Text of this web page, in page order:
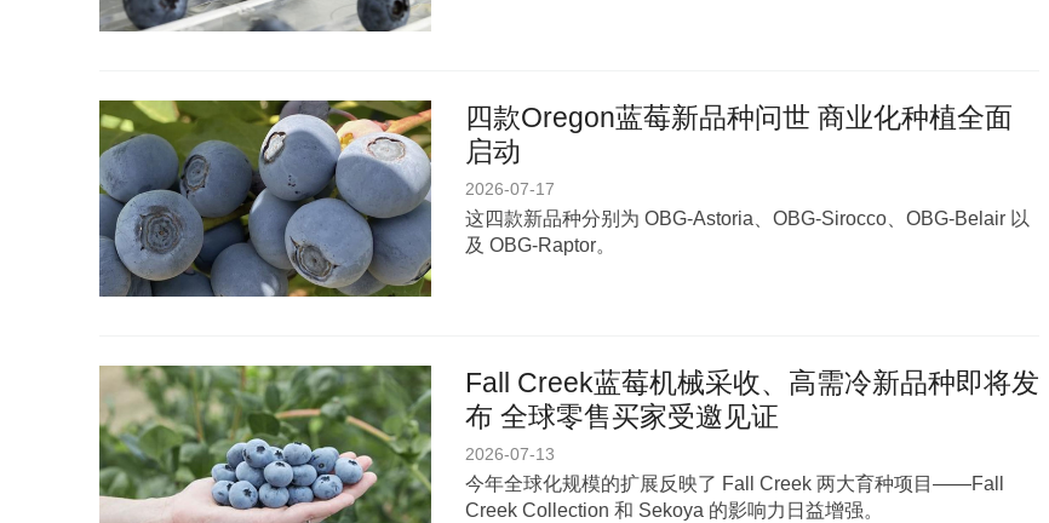
四款Oregon蓝莓新品种问世 商业化种植全面
启动
2026-07-17
这四款新品种分别为 OBG-Astoria、OBG-Sirocco、OBG-Belair 以
及 OBG-Raptor。
Fall Creek蓝莓机械采收、高需冷新品种即将发
布 全球零售买家受邀见证
2026-07-13
今年全球化规模的扩展反映了 Fall Creek 两大育种项目——Fall
Creek Collection 和 Sekoya 的影响力日益增强。